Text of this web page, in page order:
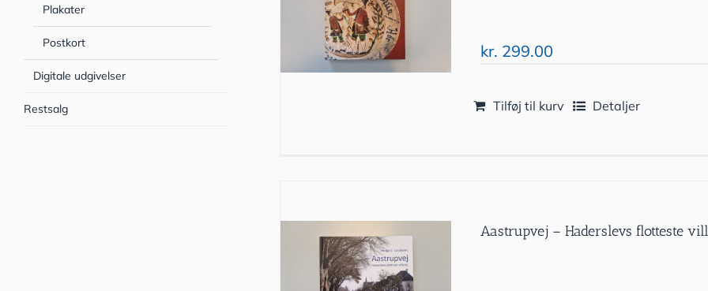
kr. 299.00
Tilføj til kurv Detaljer
Aastrupvej – Haderslevs flotteste
Plakater
Postkort
Digitale udgivelser
Restsalg